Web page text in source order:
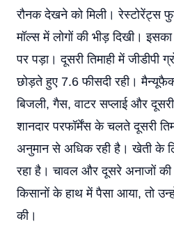
रौनक देखने को मिली। रेस्टोरेंट्स
मॉल्स में लोगों की भीड़ दिखी।
पर पड़ा। दूसरी तिमाही में जीडीपी
छोड़ते हुए 7.6 फीसदी रही।
बिजली, गैस, वाटर सप्लाई और
शानदार परफॉर्मेंस के चलते दूसरी
अनुमान से अधिक रही है। खेती के
रहा है। चावल और दूसरे अनाजों की
किसानों के हाथ में पैसा आया, तो
की।